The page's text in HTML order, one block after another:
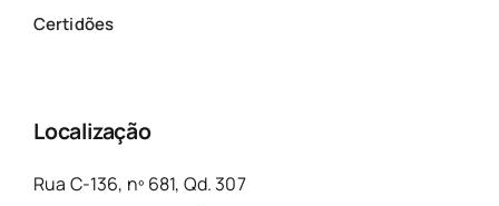
Certidões
Localização
Rua C-136, nº 681, Qd. 307